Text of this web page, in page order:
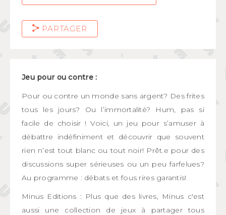
PARTAGER
Jeu pour ou contre :
Pour ou contre un monde sans argent? Des frites
tous les jours? Ou l’immortalité? Hum, pas si
facile de choisir ! Voici, un jeu pour s’amuser à
débattre indéfiniment et découvrir que souvent
rien n’est tout blanc ou tout noir! Prêt.e pour des
discussions super sérieuses ou un peu farfelues?
Au programme : débats et fous rires garantis!
Minus Editions : Plus que des livres, Minus c'est
aussi une collection de jeux à partager tous